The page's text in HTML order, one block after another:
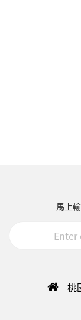
馬上
桃